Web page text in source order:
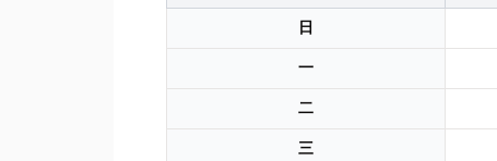
日
一
二
三